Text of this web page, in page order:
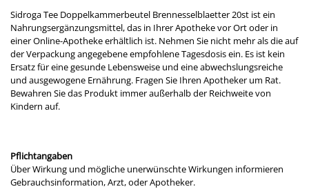
Sidroga Tee Doppelkammerbeutel Brennesselblaetter 20st ist ein
Nahrungsergänzungsmittel, das in Ihrer Apotheke vor Ort oder in
einer Online-Apotheke erhältlich ist. Nehmen Sie nicht mehr als die auf
der Verpackung angegebene empfohlene Tagesdosis ein. Es ist kein
Ersatz für eine gesunde Lebensweise und eine abwechslungsreiche
und ausgewogene Ernährung. Fragen Sie Ihren Apotheker um Rat.
Bewahren Sie das Produkt immer außerhalb der Reichweite von
Kindern auf.
Pflichtangaben
Über Wirkung und mögliche unerwünschte Wirkungen informieren
Gebrauchsinformation, Arzt, oder Apotheker.